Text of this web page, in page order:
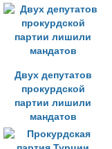
руководители
прокурдской
партии
Двух депутатов
прокурдской
партии лишили
мандатов